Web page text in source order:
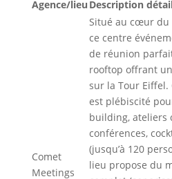
Agence/lieu Description
Comet
Meetings
Situé au cœur du
ce centre
de réunion
rooftop offrant
sur la Tour Eiffel.
est plébiscité
building, ateliers
conférences,
(jusqu’à 120
lieu propose du